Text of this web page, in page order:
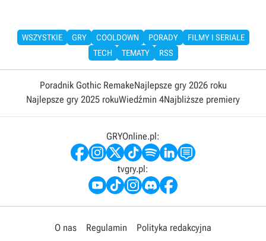
WSZYSTKIE GRY COOLDOWN PORADY
FILMY I SERIALE
TECH
TEMATY RSS
Poradnik Gothic RemakeNajlepsze gry 2026 roku
Najlepsze gry 2025 rokuWiedźmin 4Najbliższe premiery
GRYOnline.pl:
tvgry.pl:
O nas Regulamin Polityka redakcyjna